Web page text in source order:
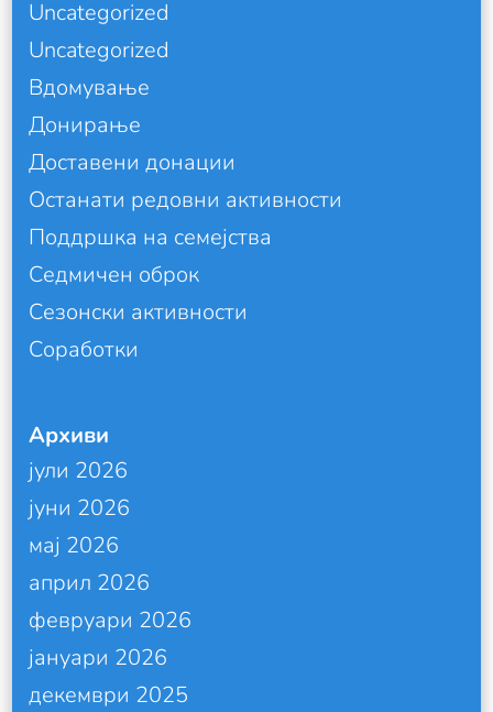
Uncategorized
Uncategorized
Вдомување
Донирање
Доставени донации
Останати редовни активности
Поддршка на семејства
Седмичен оброк
Сезонски активности
Соработки
Архиви
јули 2026
јуни 2026
мај 2026
април 2026
февруари 2026
јануари 2026
декември 2025